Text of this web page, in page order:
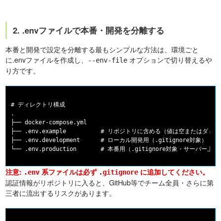
2. .envファイルで本番・開発を分離する
本番と開発で設定を分離する最もシンプルな方法は、環境ごと
に.envファイルを作成し、
--env-file オプションで切り替えるや
り方です。
# ディレクトリ構成
.
├── docker-compose.yml
├── .env.example          # リポジトリに含める（値は空またはダミー
├── .env.development      # ローカル開発用（.gitignore対象）
注意: .env 系ファイルは必ず .gitignore に追加してください。
認証情報がリポジトリに入ると、GitHub等でチーム全員・さらに第
三者に流出するリスクがあります。